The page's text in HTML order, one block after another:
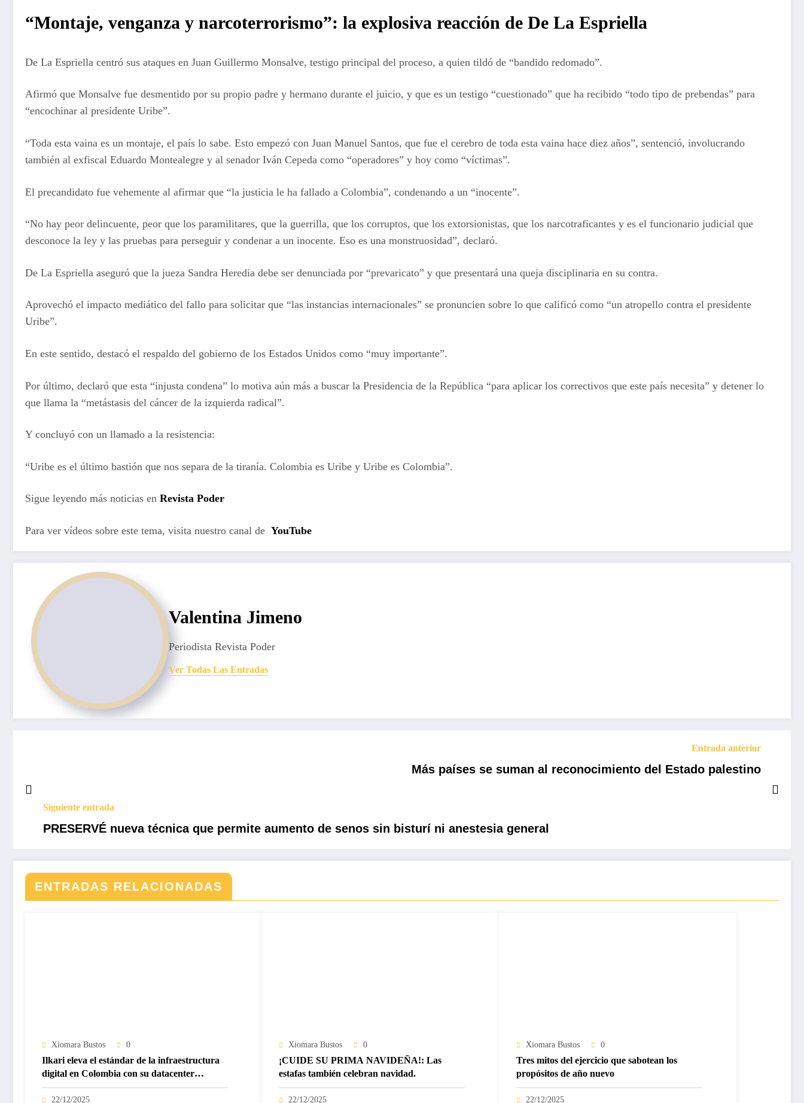
“Montaje, venganza y narcoterrorismo”: la explosiva reacción de De La Espriella
De La Espriella centró sus ataques en Juan Guillermo Monsalve, testigo principal del proceso, a quien tildó de “bandido redomado”.
Afirmó que Monsalve fue desmentido por su propio padre y hermano durante el juicio, y que es un testigo “cuestionado” que ha recibido “todo tipo de prebendas” para
“encochinar al presidente Uribe”.
“Toda esta vaina es un montaje, el país lo sabe. Esto empezó con Juan Manuel Santos, que fue el cerebro de toda esta vaina hace diez años”, sentenció, involucrando
también al exfiscal Eduardo Montealegre y al senador Iván Cepeda como “operadores” y hoy como “víctimas”.
El precandidato fue vehemente al afirmar que “la justicia le ha fallado a Colombia”, condenando a un “inocente”.
“No hay peor delincuente, peor que los paramilitares, que la guerrilla, que los corruptos, que los extorsionistas, que los narcotraficantes y es el funcionario judicial que
desconoce la ley y las pruebas para perseguir y condenar a un inocente. Eso es una monstruosidad”, declaró.
De La Espriella aseguró que la jueza Sandra Heredia debe ser denunciada por “prevaricato” y que presentará una queja disciplinaria en su contra.
Aprovechó el impacto mediático del fallo para solicitar que “las instancias internacionales” se pronuncien sobre lo que calificó como “un atropello contra el presidente
Uribe”.
En este sentido, destacó el respaldo del gobierno de los Estados Unidos como “muy importante”.
Por último, declaró que esta “injusta condena” lo motiva aún más a buscar la Presidencia de la República “para aplicar los correctivos que este país necesita” y detener lo
que llama la “metástasis del cáncer de la izquierda radical”.
Y concluyó con un llamado a la resistencia:
“Uribe es el último bastión que nos separa de la tiranía. Colombia es Uribe y Uribe es Colombia”.
Sigue leyendo más noticias en Revista Poder
Para ver vídeos sobre este tema, visita nuestro canal de YouTube
Valentina Jimeno
Periodista Revista Poder
Ver Todas Las Entradas
Entrada anterior
Más países se suman al reconocimiento del Estado palestino
Siguiente entrada
PRESERVÉ nueva técnica que permite aumento de senos sin bisturí ni anestesia general
ENTRADAS RELACIONADAS
Xiomara Bustos 0
Ilkari eleva el estándar de la infraestructura
digital en Colombia con su datacenter
certificado Nivel IV de ICREA
22/12/2025
Xiomara Bustos 0
¡CUIDE SU PRIMA NAVIDEÑA!: Las
estafas también celebran navidad.
22/12/2025
Xiomara Bustos 0
Tres mitos del ejercicio que sabotean los
propósitos de año nuevo
22/12/2025